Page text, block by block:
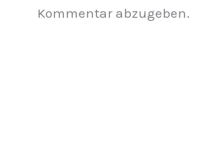
Kommentar abzugeben.